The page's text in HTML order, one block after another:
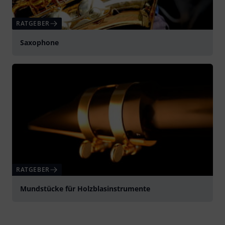
RATGEBER
Saxophone
RATGEBER
Mundstücke für Holzblasinstrumente